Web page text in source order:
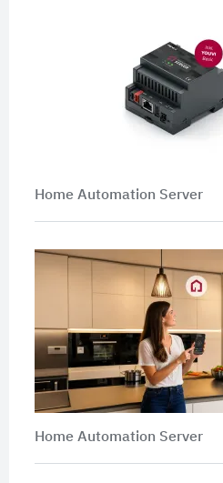
Home Automation Server
Home Automation Server